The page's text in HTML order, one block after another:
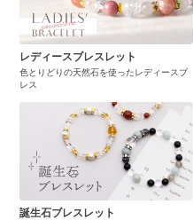
レディースブレスレット
色とりどりの天然石を使ったレディースブ
レス
誕生石ブレスレット